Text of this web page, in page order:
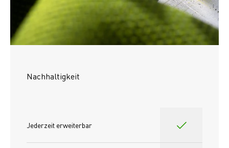
Nachhaltigkeit
Jederzeit erweiterbar